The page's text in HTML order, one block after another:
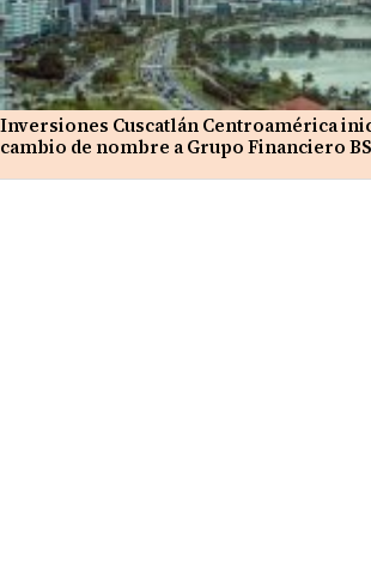
Inversiones Cuscatlán Centroamérica
cambio de nombre a Grupo Financiero